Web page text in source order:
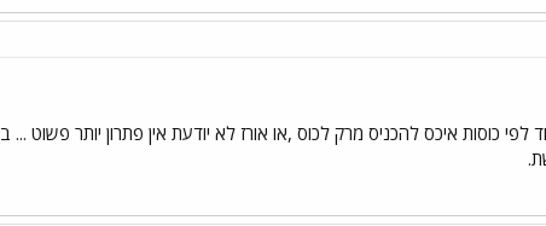
לפי כוסות איכס להכניס מרק לכוס ,או אורז לא יודעת אין פתרון יותר פשוט ...